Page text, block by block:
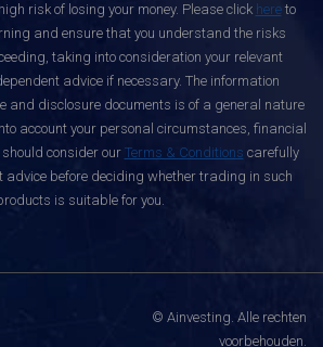
risk of losing your money. Please click hereto
and ensure that you understand the risks
taking into consideration your relevant
advice if necessary. The information
and disclosure documents is of a general nature
account your personal circumstances, financial
consider our Terms & Conditions carefully
advice before deciding whether trading in such
is suitable for you.
© Ainvesting. Alle rechten
voorbehouden.